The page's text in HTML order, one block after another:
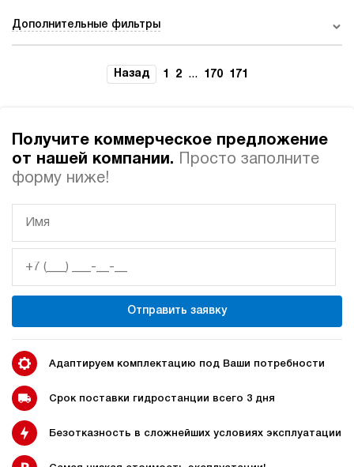
Ручные гидростанции
Гидростанции с двумя
Автоматические
гидростанции
Домкрат 100 тонн с
гидростанцией
Гидростанция с домкратом
Гидростанции с домкратом
Гидростанции для свай
Дополнительные фильтры
Назад 1 2 ... 170 171
Получите коммерческое предложение
от нашей компании.
Просто заполните
форму ниже!
Отправить заявку
Адаптируем комплектацию под Ваши потребности
Срок поставки гидростанции всего 3 дня
Безотказность в сложнейших условиях эксплуатации